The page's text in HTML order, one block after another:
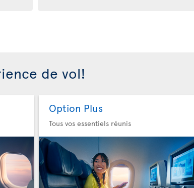
de vol!
Option Plus
Tous vos essentiels réunis